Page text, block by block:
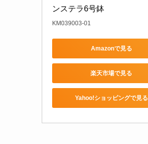
ンステラ6号鉢
KM039003-01
Amazonで見る
楽天市場で見る
Yahoo!ショッピングで見る